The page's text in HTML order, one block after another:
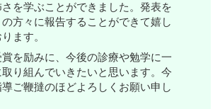
を学ぶことができました。発表を
方々に報告することができて嬉し
ます。
を励みに、今後の診療や勉学に一
取り組んでいきたいと思います。今
ご鞭撻のほどよろしくお願い申し